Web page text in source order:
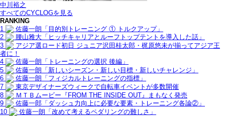
中川裕之
すべてのCYCLOGを見る
RANKING
1
佐藤一朗「目的別トレーニング ① トルクアップ」
2
腰山雅大「ヒッチキャリアとルーフトップテントを導入した話」
3
アジア選ロード初日 ジュニア沢田桂太郎・梶原悠未が揃ってアジア王
者に！
4
佐藤一朗「トレーニングの選択 後編」
5
佐藤一朗「新しいシーズン・新しい目標・新しいチャレンジ」
6
佐藤一朗「フィジカルトレーニングの指標」
7
東京デザイナーズウィークで自転車イベントが多数開催
8
ＭＴＢムービー『FROM THE INSIDE OUT』まもなく発売
9
佐藤一郎「ダッシュ力向上に必要な要素・トレーニング各論②」
10
佐藤一朗「改めて考えるペダリングの難しさ」